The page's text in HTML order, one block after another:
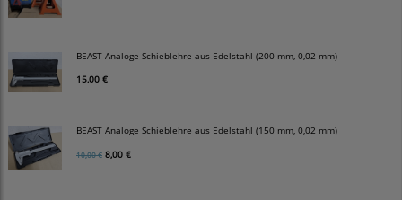
BEAST Analoge Schieblehre aus Edelstahl (200 mm, 0,02 mm)
15,00 €
BEAST Analoge Schieblehre aus Edelstahl (150 mm, 0,02 mm)
10,00 € 8,00 €